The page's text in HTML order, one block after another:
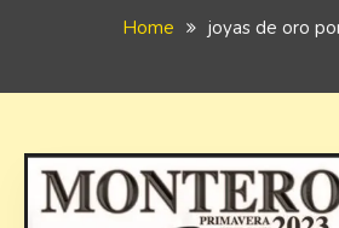
Home joyas de oro